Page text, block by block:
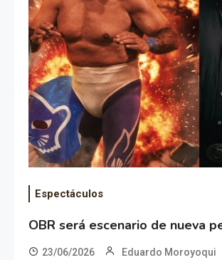
Espectáculos
OBR será escenario de nueva
23/06/2026 Eduardo Moroyoqui